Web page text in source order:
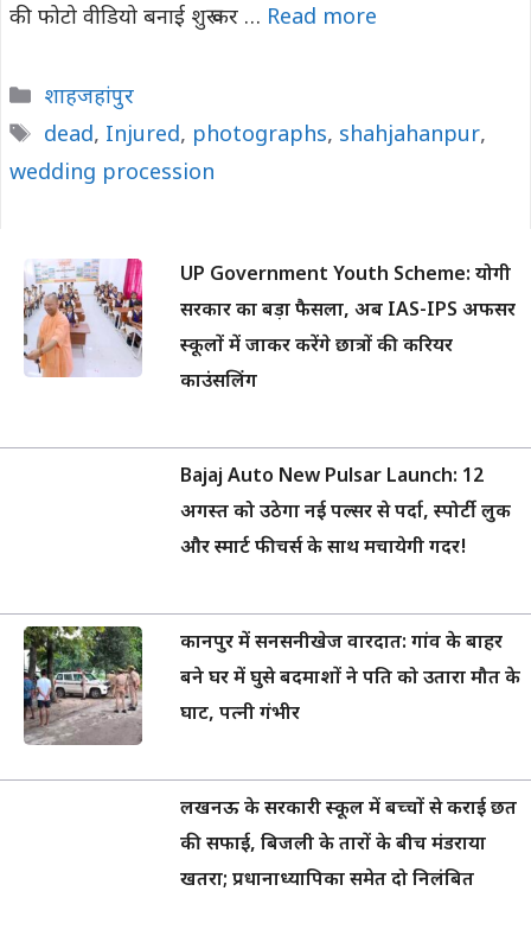
की फोटो वीडियो बनाई शुरू कर … Read more
Categories
शाहजहांपुर
Tags
dead, Injured, photographs, shahjahanpur,
wedding procession
UP Government Youth Scheme: योगी
सरकार का बड़ा फैसला, अब IAS-IPS अफसर
स्कूलों में जाकर करेंगे छात्रों की करियर
काउंसलिंग
Bajaj Auto New Pulsar Launch: 12
अगस्त को उठेगा नई पल्सर से पर्दा, स्पोर्टी लुक
और स्मार्ट फीचर्स के साथ मचायेगी गदर!
कानपुर में सनसनीखेज वारदात: गांव के बाहर
बने घर में घुसे बदमाशों ने पति को उतारा मौत के
घाट, पत्नी गंभीर
लखनऊ के सरकारी स्कूल में बच्चों से कराई छत
की सफाई, बिजली के तारों के बीच मंडराया
खतरा; प्रधानाध्यापिका समेत दो निलंबित